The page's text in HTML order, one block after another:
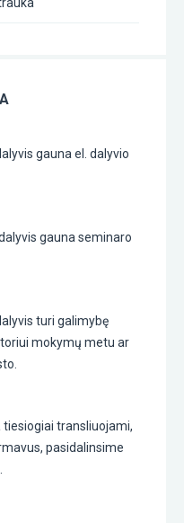
gauna el. dalyvio
gauna seminaro
turi galimybę
mokymų metu ar
tiesiogiai transliuojami,
pasidalinsime